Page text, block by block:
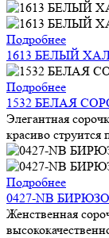
Подробнее
1613 БЕЛЫЙ
Подробнее
1532 БЕЛАЯ
Элегантная
красиво
Подробнее
0427-NB
Женственная